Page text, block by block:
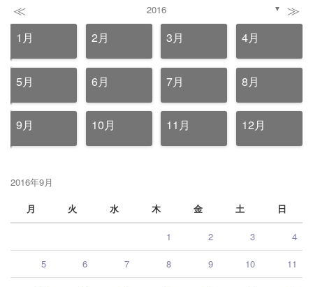
≪ 2016 ▼ ≫
1月 2月 3月 4月
5月 6月 7月 8月
9月 10月 11月 12月
2016年9月
月
火 水 木 金 土 日
1 2 3 4
5 6 7 8 9 10 11